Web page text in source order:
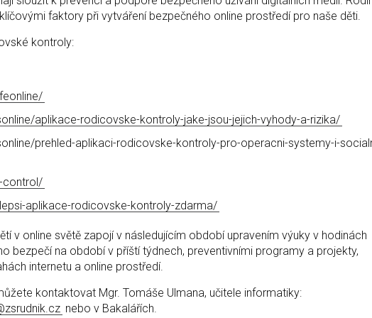
faktory při vytváření bezpečného online prostředí pro naše děti.
kontroly:
aplikace-rodicovske-kontroly-jake-jsou-jejich-vyhody-a-rizika/
prehled-aplikaci-rodicovske-kontroly-pro-operacni-systemy-i-
control/
aplikace-rodicovske-kontroly-zdarma/
v online světě zapojí v následujícím období upravením výuky v hodinách
bezpečí na období v příští týdnech, preventivními programy a projekty,
internetu a online prostředí.
kontaktovat Mgr. Tomáše Ulmana, učitele informatiky:
nebo v Bakalářích.